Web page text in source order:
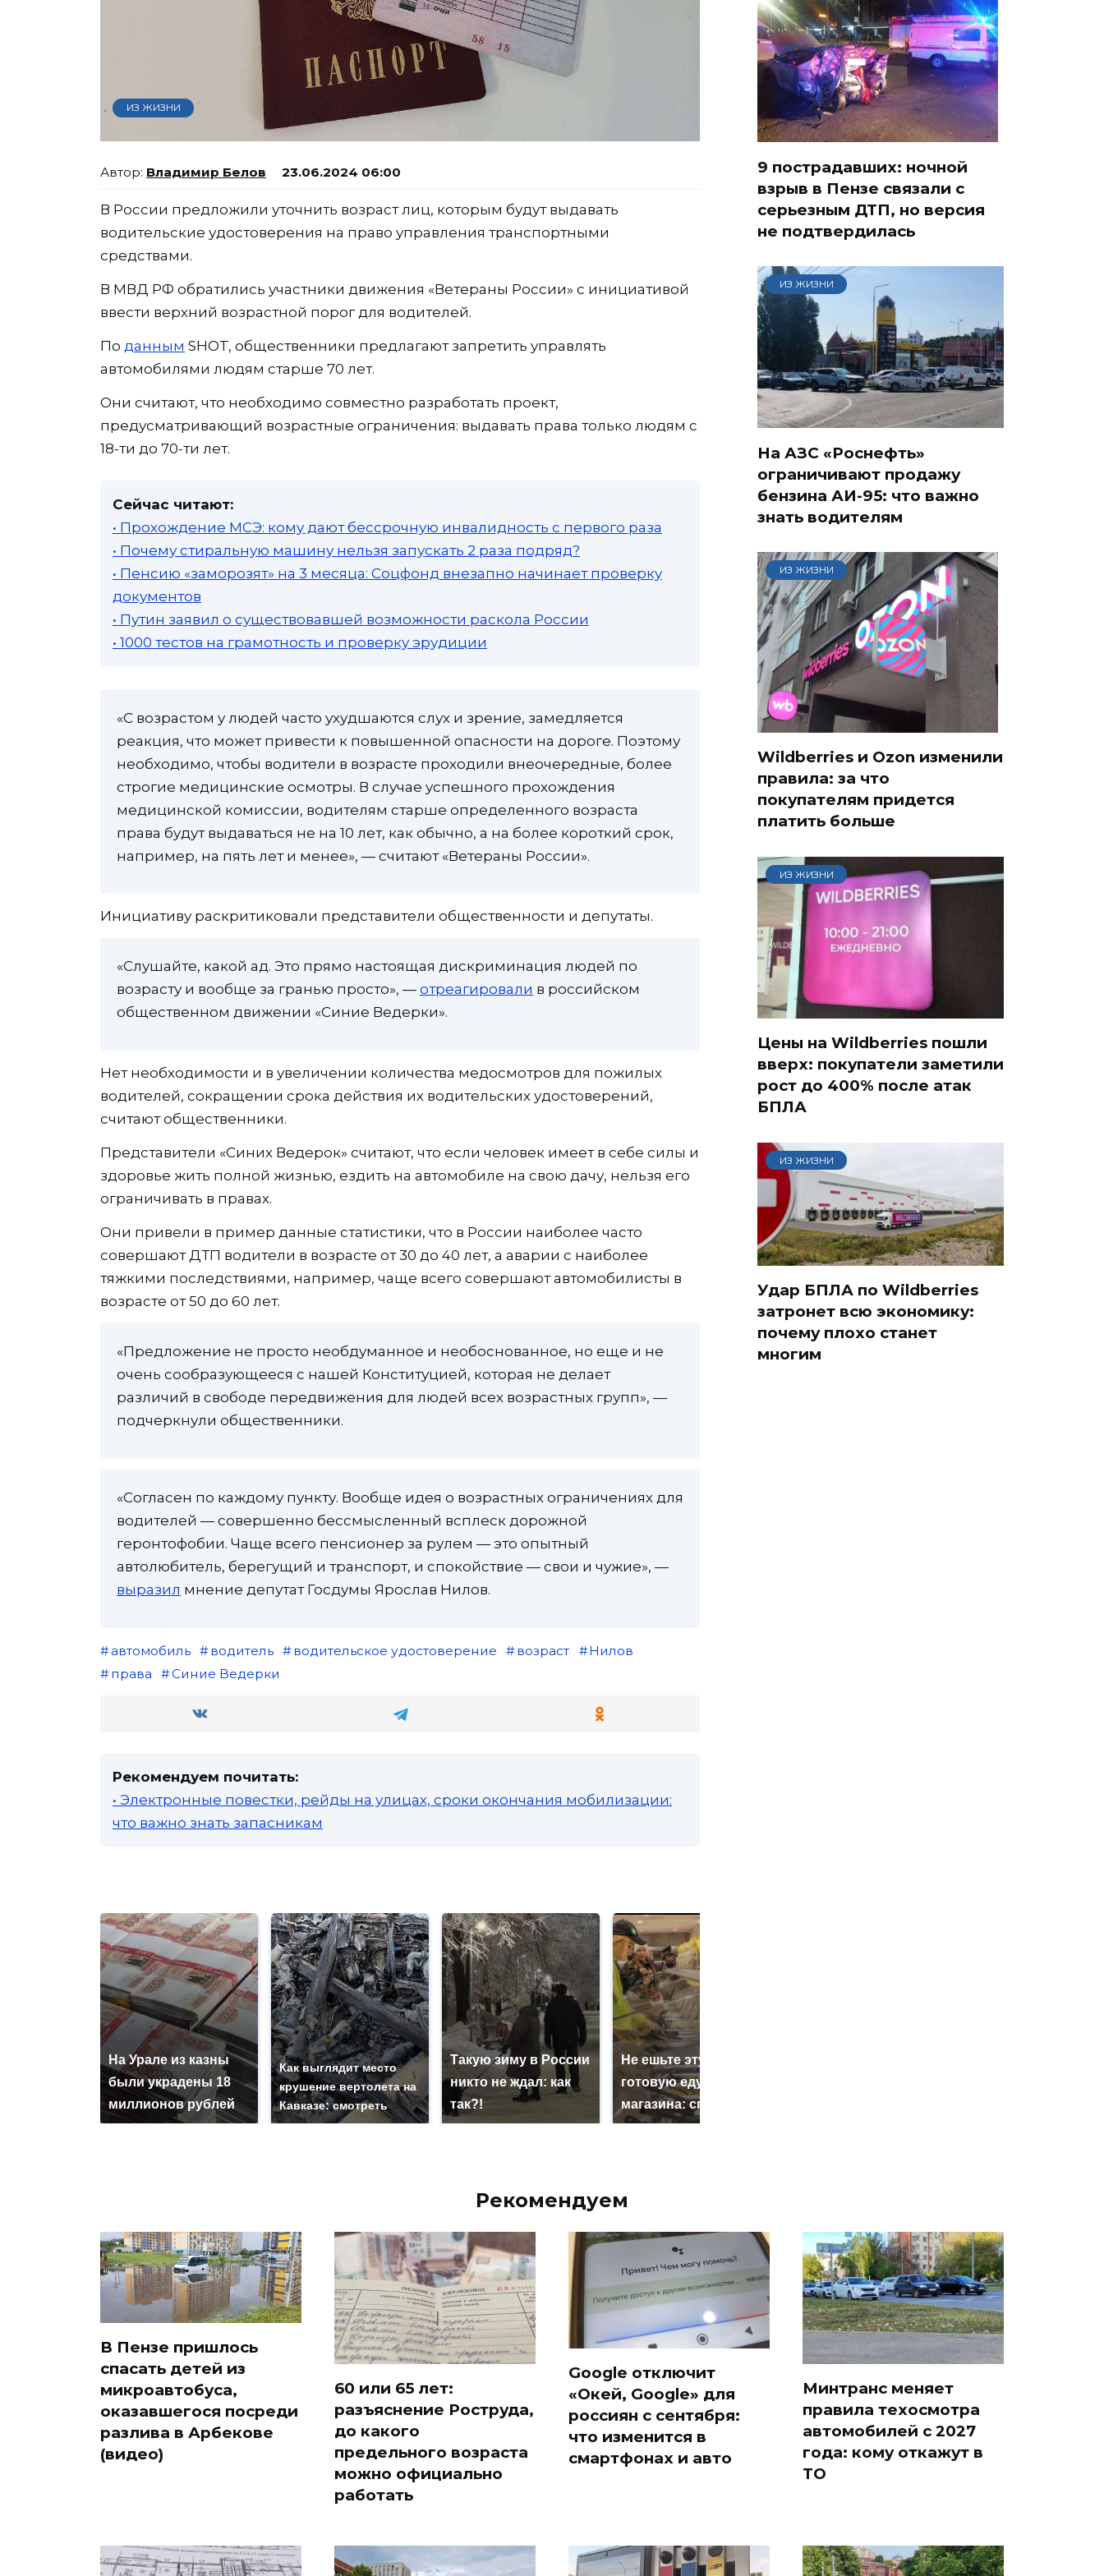
ИЗ ЖИЗНИ
Владимир Белов 23.06.2024 06:00
В России предложили уточнить возраст лиц, которым будут выдавать
водительские удостоверения на право управления транспортными
средствами.
В МВД РФ обратились участники движения «Ветераны России» с инициативой
ввести верхний возрастной порог для водителей.
По данным SHOT, общественники предлагают запретить управлять
автомобилями людям старше 70 лет.
Они считают, что необходимо совместно разработать проект,
предусматривающий возрастные ограничения: выдавать права только людям с
18-ти до 70-ти лет.
Сейчас читают:
• Прохождение МСЭ: кому дают бессрочную инвалидность с первого раза
• Почему стиральную машину нельзя запускать 2 раза подряд?
• Пенсию «заморозят» на 3 месяца: Соцфонд внезапно начинает проверку
документов
• Путин заявил о существовавшей возможности раскола России
• 1000 тестов на грамотность и проверку эрудиции
«С возрастом у людей часто ухудшаются слух и зрение, замедляется
реакция, что может привести к повышенной опасности на дороге. Поэтому
необходимо, чтобы водители в возрасте проходили внеочередные, более
строгие медицинские осмотры. В случае успешного прохождения
медицинской комиссии, водителям старше определенного возраста
права будут выдаваться не на 10 лет, как обычно, а на более короткий срок,
например, на пять лет и менее», — считают «Ветераны России».
Инициативу раскритиковали представители общественности и депутаты.
«Слушайте, какой ад. Это прямо настоящая дискриминация людей по
возрасту и вообще за гранью просто», — отреагировали в российском
общественном движении «Синие Ведерки».
Нет необходимости и в увеличении количества медосмотров для пожилых
водителей, сокращении срока действия их водительских удостоверений,
считают общественники.
Представители «Синих Ведерок» считают, что если человек имеет в себе силы и
здоровье жить полной жизнью, ездить на автомобиле на свою дачу, нельзя его
ограничивать в правах.
Они привели в пример данные статистики, что в России наиболее часто
совершают ДТП водители в возрасте от 30 до 40 лет, а аварии с наиболее
тяжкими последствиями, например, чаще всего совершают автомобилисты в
возрасте от 50 до 60 лет.
«Предложение не просто необдуманное и необоснованное, но еще и не
очень сообразующееся с нашей Конституцией, которая не делает
различий в свободе передвижения для людей всех возрастных групп», —
подчеркнули общественники.
«Согласен по каждому пункту. Вообще идея о возрастных ограничениях для
водителей — совершенно бессмысленный всплеск дорожной
геронтофобии. Чаще всего пенсионер за рулем — это опытный
автолюбитель, берегущий и транспорт, и спокойствие — свои и чужие», —
выразил мнение депутат Госдумы Ярослав Нилов.
автомобиль водитель водительское удостоверение возраст
Нилов
права
Синие Ведерки
Рекомендуем почитать:
• Электронные повестки, рейды на улицах, сроки окончания мобилизации:
что важно знать запасникам
На Урале из казны
были украдены 18
миллионов рублей
Как выглядит место
крушение вертолета на
Кавказе: смотреть
Такую зиму в России
никто не ждал: как
так?!
Не ешьте эту
готовую еду из
магазина: список
9 пострадавших: ночной
взрыв в Пензе связали с
серьезным ДТП, но версия
не подтвердилась
ИЗ ЖИЗНИ
На АЗС «Роснефть»
ограничивают продажу
бензина АИ-95: что важно
знать водителям
ИЗ ЖИЗНИ
Wildberries и Ozon изменили
правила: за что
покупателям придется
платить больше
ИЗ ЖИЗНИ
Цены на Wildberries пошли
вверх: покупатели заметили
рост до 400% после атак
БПЛА
ИЗ ЖИЗНИ
Удар БПЛА по Wildberries
затронет всю экономику:
почему плохо станет
многим
Рекомендуем
В Пензе пришлось
спасать детей из
микроавтобуса,
оказавшегося посреди
разлива в Арбекове
(видео)
60 или 65 лет:
разъяснение Роструда,
до какого
предельного возраста
можно официально
работать
Google отключит
«Окей, Google» для
россиян с сентября:
что изменится в
смартфонах и авто
Минтранс меняет
правила техосмотра
автомобилей с 2027
года: кому откажут в
ТО